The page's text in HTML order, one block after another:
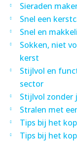
Sieraden
Snel een
Snel en
Sokken, niet
kerst
Stijlvol en
sector
Stijlvol zonder
Stralen met
Tips bij het
Tips bij het